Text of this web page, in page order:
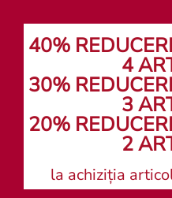
40%
4
30%
3
20%
2
la achiziția